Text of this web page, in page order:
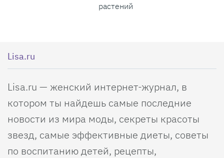
растений
Lisa.ru
Lisa.ru — женский интернет-журнал, в
котором ты найдешь самые последние
новости из мира моды, секреты красоты
звезд, самые эффективные диеты, советы
по воспитанию детей, рецепты,